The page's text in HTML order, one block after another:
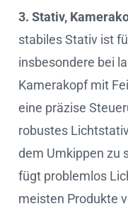
3. Stativ,
stabiles Stativ ist
insbesondere bei
Kamerakopf mit
eine präzise
robustes
dem Umkippen zu
fügt problemlos
meisten Produkte